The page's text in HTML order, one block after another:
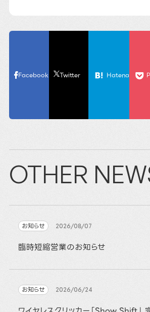
Facebook Twitter Hatena
OTHER
お知らせ 2026/08/07
臨時短縮営業のお知らせ
お知らせ 2026/06/24